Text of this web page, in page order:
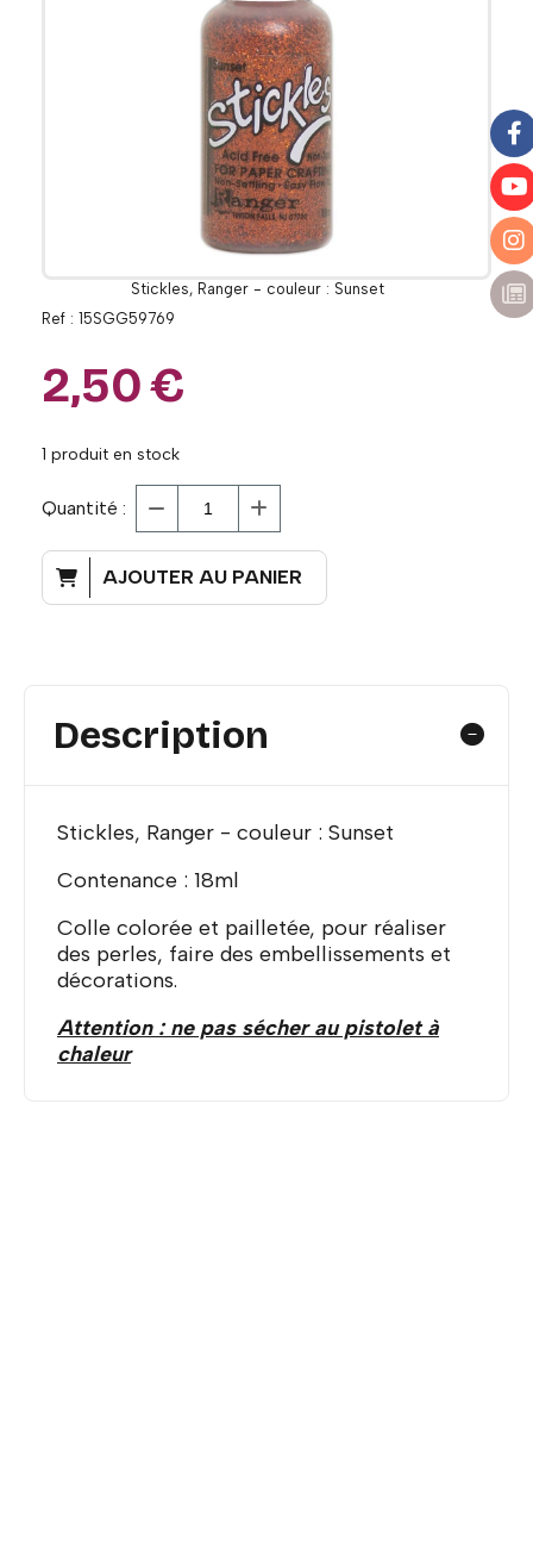
Stickles, Ranger - couleur : Sunset
Ref : 15SGG59769
2,50€
1 produit en stock
Quantité :
AJOUTER AU PANIER
Description
Stickles, Ranger - couleur : Sunset
Contenance : 18ml
Colle colorée et pailletée, pour réaliser
des perles, faire des embellissements et
décorations.
Attention : ne pas sécher au pistolet à
chaleur